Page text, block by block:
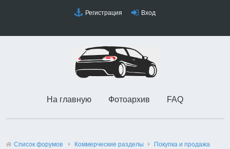
Регистрация Вход
На главную Фотоархив FAQ
Список форумов Коммерческие разделы
Покупка и продажа